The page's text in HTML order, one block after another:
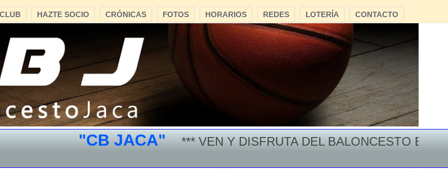
CONTACTO
LOTERÍA
REDES
HORARIOS
FOTOS
CRÓNICAS
HAZTE SOCIO
CLUB
"CB JACA" *** VEN Y DISFRUTA DEL BALONCESTO EN EL